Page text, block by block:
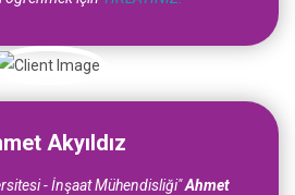
Akyıldız
- İnşaat Mühendisliği"Ahmet